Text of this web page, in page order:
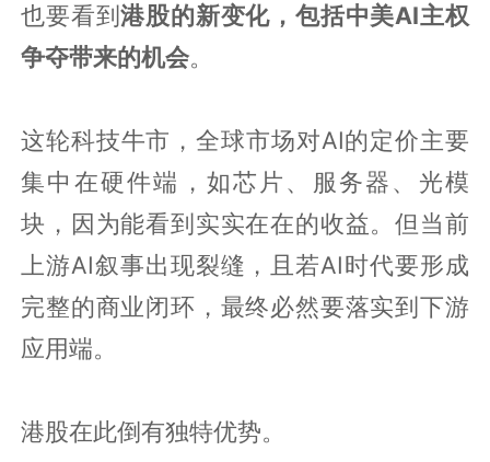
也要看到港股的新变化，包括中美AI主权
争夺带来的机会。
这轮科技牛市，全球市场对AI的定价主要
集中在硬件端，如芯片、服务器、光模
块，因为能看到实实在在的收益。但当前
上游AI叙事出现裂缝，且若AI时代要形成
完整的商业闭环，最终必然要落实到下游
应用端。
港股在此倒有独特优势。